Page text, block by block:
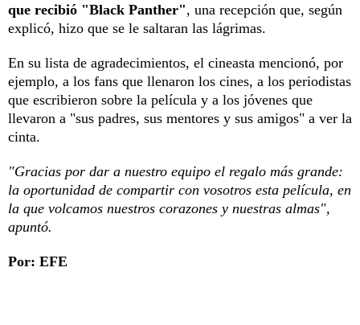
que recibió "Black Panther", una recepción que, según
explicó, hizo que se le saltaran las lágrimas.
En su lista de agradecimientos, el cineasta mencionó, por
ejemplo, a los fans que llenaron los cines, a los periodistas
que escribieron sobre la película y a los jóvenes que
llevaron a "sus padres, sus mentores y sus amigos" a ver la
cinta.
"Gracias por dar a nuestro equipo el regalo más grande:
la oportunidad de compartir con vosotros esta película, en
la que volcamos nuestros corazones y nuestras almas",
apuntó.
Por: EFE